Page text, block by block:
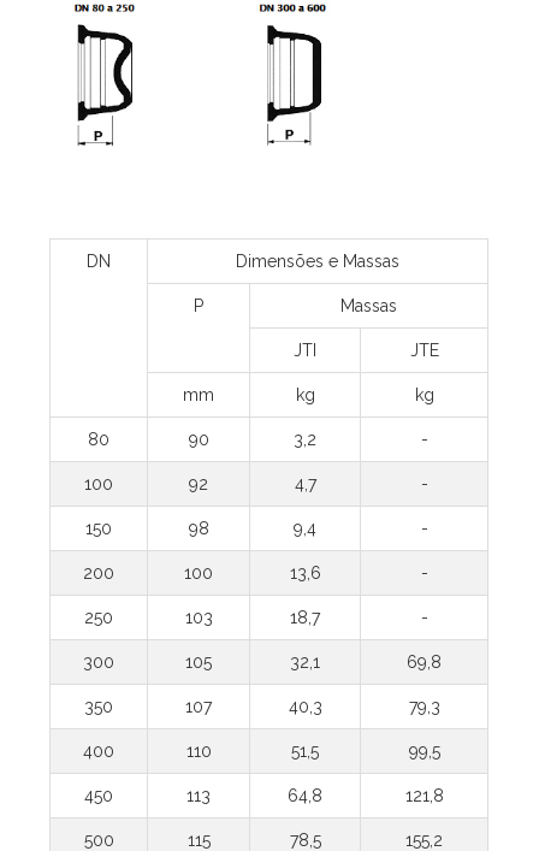
DN Dimensões e Massas
P Massas
JTI JTE
mm kg kg
80 90 3,2 -
100 92 4,7 -
150 98 9,4 -
200 100 13,6 -
250 103 18,7 -
300 105 32,1 69,8
350 107 40,3 79,3
400 110 51,5 99,5
450 113 64,8 121,8
500 115 78,5 155,2